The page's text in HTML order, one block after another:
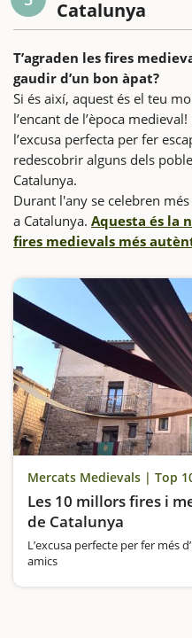
Catalunya
T’agraden les fires
gaudir d’un bon àpat?
Si és així, aquest és el teu
l’encant de l’època
l’excusa perfecta per fer
redescobrir alguns dels
Catalunya.
Durant l'any se celebren
a Catalunya. Aquesta és la
fires medievals més
Mercats Medievals | Top
Les 10 millors fires i
de Catalunya
L’excusa perfecte per fer més
amics